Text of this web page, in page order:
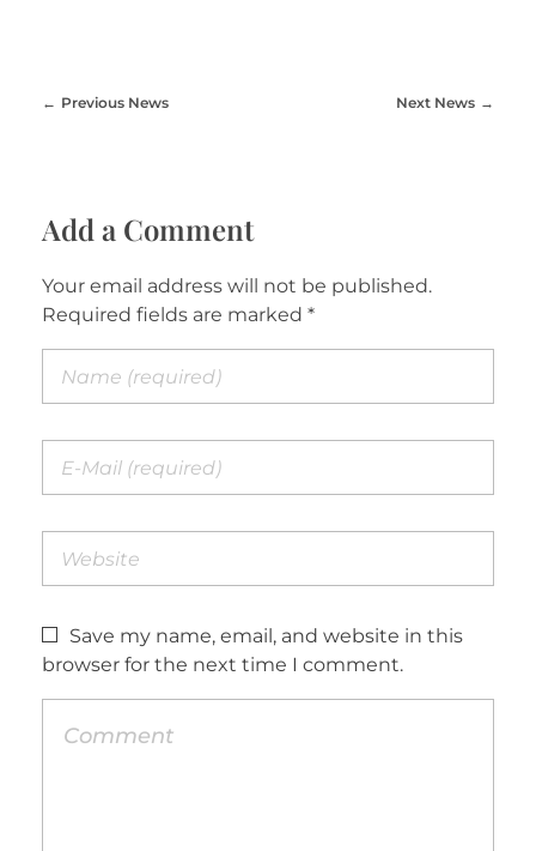
Previous News Next News
Add a Comment
Your email address will not be published.
Required fields are marked *
Save my name, email, and website in this
browser for the next time I comment.